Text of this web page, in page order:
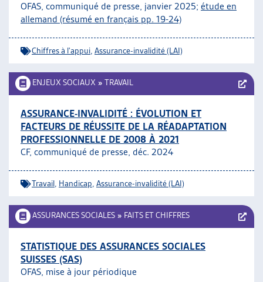
OFAS, communiqué de presse, janvier 2025; étude en
allemand (résumé en français pp. 19-24)
Chiffres à l'appui Assurance-invalidité (LAI)
ENJEUX SOCIAUX » TRAVAIL
ASSURANCE-INVALIDITÉ : ÉVOLUTION ET
FACTEURS DE RÉUSSITE DE LA RÉADAPTATION
PROFESSIONNELLE DE 2008 À 2021
CF, communiqué de presse, déc. 2024
Travail Handicap Assurance-invalidité (LAI)
ASSURANCES SOCIALES » FAITS ET CHIFFRES
STATISTIQUE DES ASSURANCES SOCIALES
SUISSES (SAS)
OFAS, mise à jour périodique